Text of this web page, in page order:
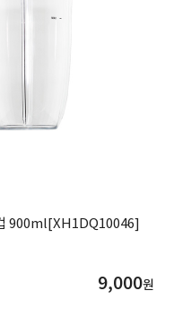
900ml[XH1DQ10046]
9,000원